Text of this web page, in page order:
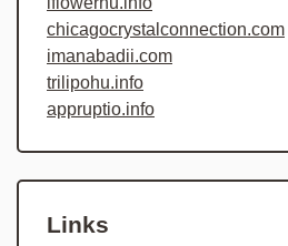
chicagocrystalconnection.com
imanabadii.com
trilipohu.info
appruptio.info
Links